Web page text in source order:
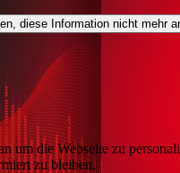
diese Information nicht mehr
um die Webseite zu
zu bleiben.